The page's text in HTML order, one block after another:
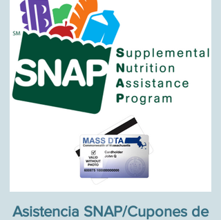
Asistencia SNAP/Cupones de